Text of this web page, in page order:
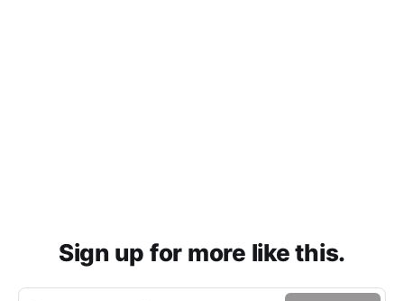
Sign up for more like this.